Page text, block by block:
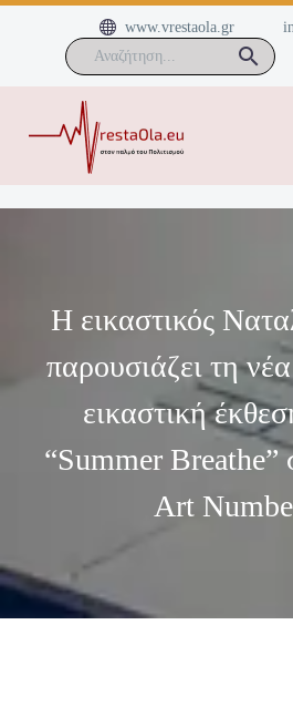

 www.vrestaola.gr
Η εικαστικός
παρουσιάζει τη
εικαστική
“Summer Breathe”
Art